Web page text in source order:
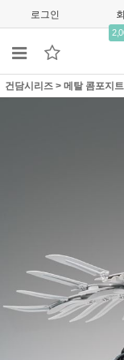
로그인
건담시리즈 > 메탈 콤포지